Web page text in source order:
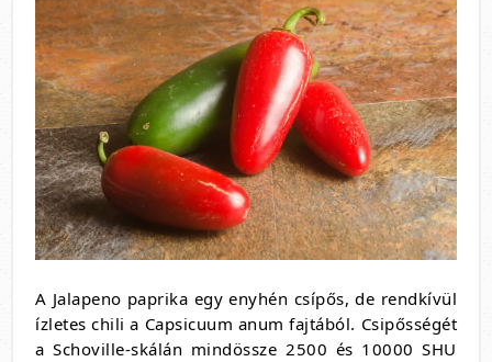
A Jalapeno paprika egy enyhén csípős, de rendkívül
ízletes chili a Capsicuum anum fajtából. Csipősségét
a Schoville-skálán mindössze 2500 és 10000 SHU